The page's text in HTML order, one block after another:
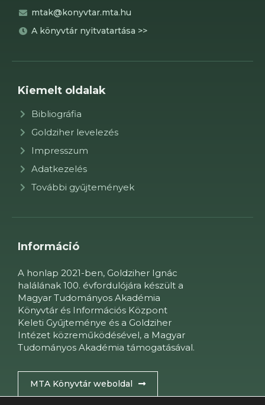
mtak@konyvtar.mta.hu
A könyvtár nyitvatartása >>
Kiemelt oldalak
Bibliográfia
Goldziher levelezés
Impresszum
Adatkezelés
További gyűjtemények
Információ
A honlap 2021-ben, Goldziher Ignác
halálának 100. évfordulójára készült a
Magyar Tudományos Akadémia
Könyvtár és Információs Központ
Keleti Gyűjteménye és a Goldziher
Intézet közreműködésével, a Magyar
Tudományos Akadémia támogatásával.
MTA Könyvtár weboldal